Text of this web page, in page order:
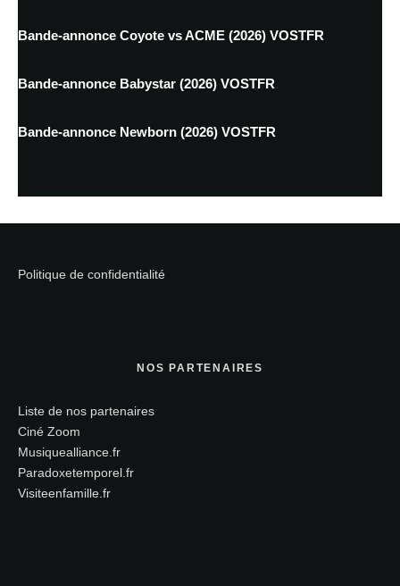
Bande-annonce Coyote vs ACME (2026) VOSTFR
Bande-annonce Babystar (2026) VOSTFR
Bande-annonce Newborn (2026) VOSTFR
Politique de confidentialité
NOS PARTENAIRES
Liste de nos partenaires
Ciné Zoom
Musiquealliance.fr
Paradoxetemporel.fr
Visiteenfamille.fr